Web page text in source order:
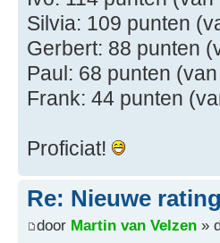
Silvia: 109 punten
Gerbert: 88 punten
Paul: 68 punten
Frank: 44 punten
Proficiat!
Re: Nieuwe
door Martin van Velzen »